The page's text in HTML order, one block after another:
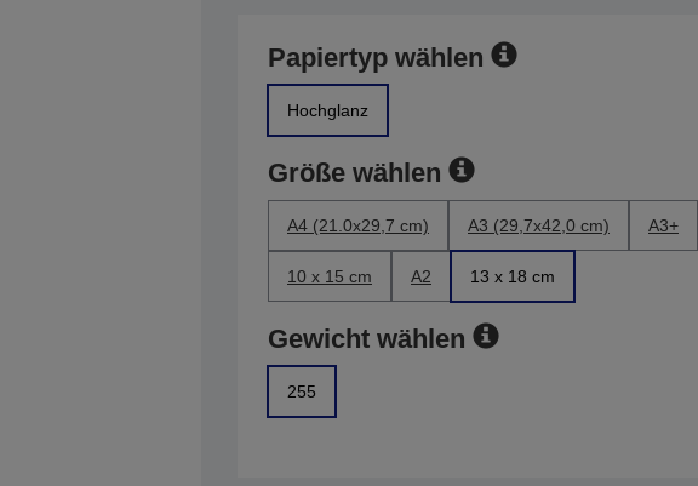
Papiertyp wählen
Hochglanz
Größe wählen
A4 (21.0x29,7 cm) A3 (29,7x42,0 cm) A3+
10 x 15 cm A2 13 x 18 cm
Gewicht wählen
255